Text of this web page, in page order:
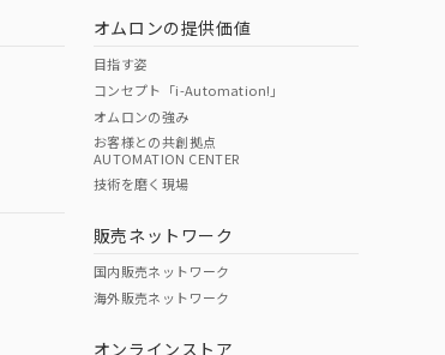
オムロンの提供価値
目指す姿
コンセプト「i-Automation!」
オムロンの強み
お客様との共創拠点
AUTOMATION CENTER
技術を磨く現場
販売ネットワーク
国内販売ネットワーク
海外販売ネットワーク
オンラインストア
れて